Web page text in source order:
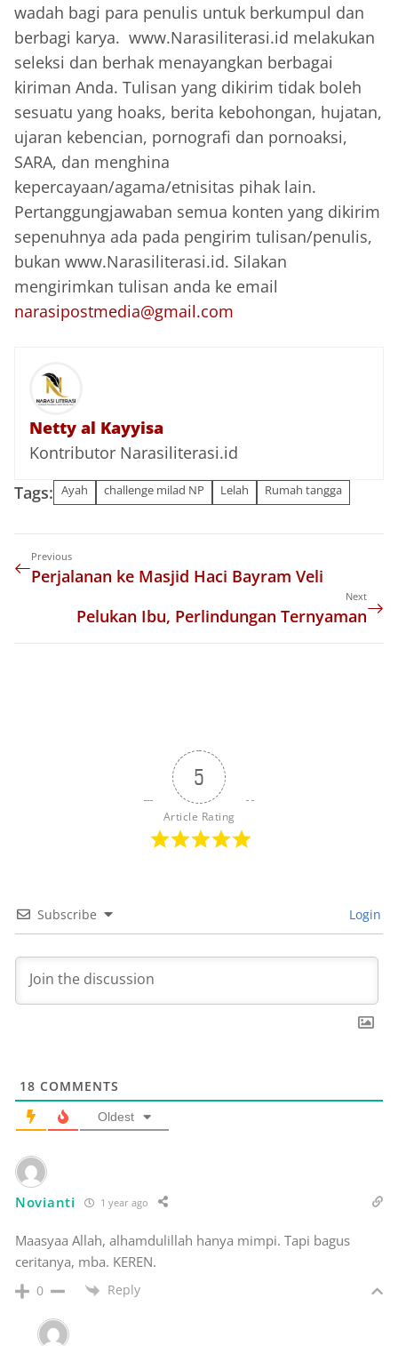
wadah bagi para penulis untuk berkumpul dan
berbagi karya. www.Narasiliterasi.id melakukan
seleksi dan berhak menayangkan berbagai
kiriman Anda. Tulisan yang dikirim tidak boleh
sesuatu yang hoaks, berita kebohongan, hujatan,
ujaran kebencian, pornografi dan pornoaksi,
SARA, dan menghina
kepercayaan/agama/etnisitas pihak lain.
Pertanggungjawaban semua konten yang dikirim
sepenuhnya ada pada pengirim tulisan/penulis,
bukan www.Narasiliterasi.id. Silakan
mengirimkan tulisan anda ke email
narasipostmedia@gmail.com
Netty al Kayyisa
Kontributor Narasiliterasi.id
Tags: Ayah challenge milad NP Lelah Rumah tangga
Previous
Perjalanan ke Masjid Haci Bayram Veli
Next
Pelukan Ibu, Perlindungan Ternyaman
5
Article Rating
Subscribe Login
18 COMMENTS
Oldest
Novianti 1 year ago
Maasyaa Allah, alhamdulillah hanya mimpi. Tapi bagus
ceritanya, mba. KEREN.
0 Reply